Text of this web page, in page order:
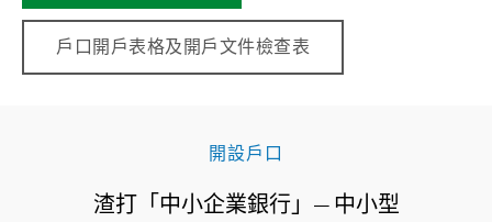
戶口開戶表格及開戶文件檢查表
開設戶口
渣打「中小企業銀行」— 中小型